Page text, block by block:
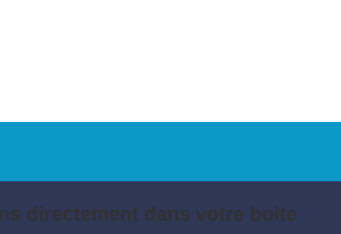
directement dans votre boite